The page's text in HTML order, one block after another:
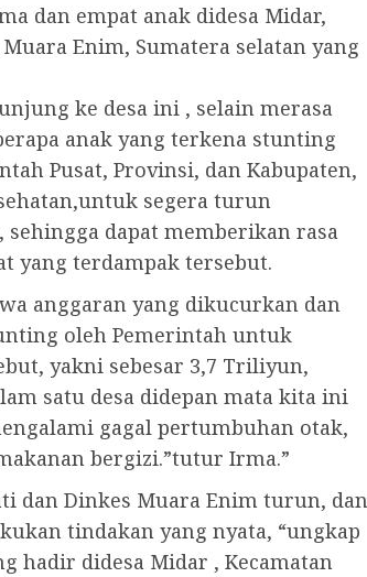
dan empat anak didesa Midar,
Enim, Sumatera selatan yang
ke desa ini , selain merasa
anak yang terkena stunting
Pusat, Provinsi, dan Kabupaten,
segera turun
dapat memberikan rasa
yang terdampak tersebut.
anggaran yang dikucurkan dan
oleh Pemerintah untuk
yakni sebesar 3,7 Triliyun,
satu desa didepan mata kita ini
gagal pertumbuhan otak,
bergizi.”tutur Irma.”
dan Dinkes Muara Enim turun, dan
tindakan yang nyata, “ungkap
hadir didesa Midar , Kecamatan